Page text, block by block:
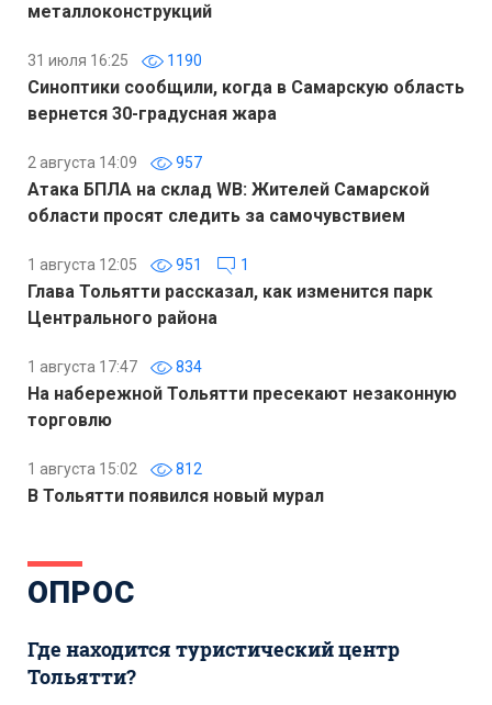
металлоконструкций
31 июля 16:25 1190
Синоптики сообщили, когда в Самарскую область
вернется 30-градусная жара
2 августа 14:09 957
Атака БПЛА на склад WB: Жителей Самарской
области просят следить за самочувствием
1 августа 12:05 951 1
Глава Тольятти рассказал, как изменится парк
Центрального района
1 августа 17:47 834
На набережной Тольятти пресекают незаконную
торговлю
1 августа 15:02 812
В Тольятти появился новый мурал
ОПРОС
Где находится туристический центр
Тольятти?